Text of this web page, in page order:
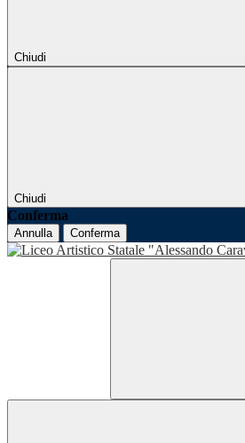
Chiudi
Chiudi
Conferma
Annulla Conferma